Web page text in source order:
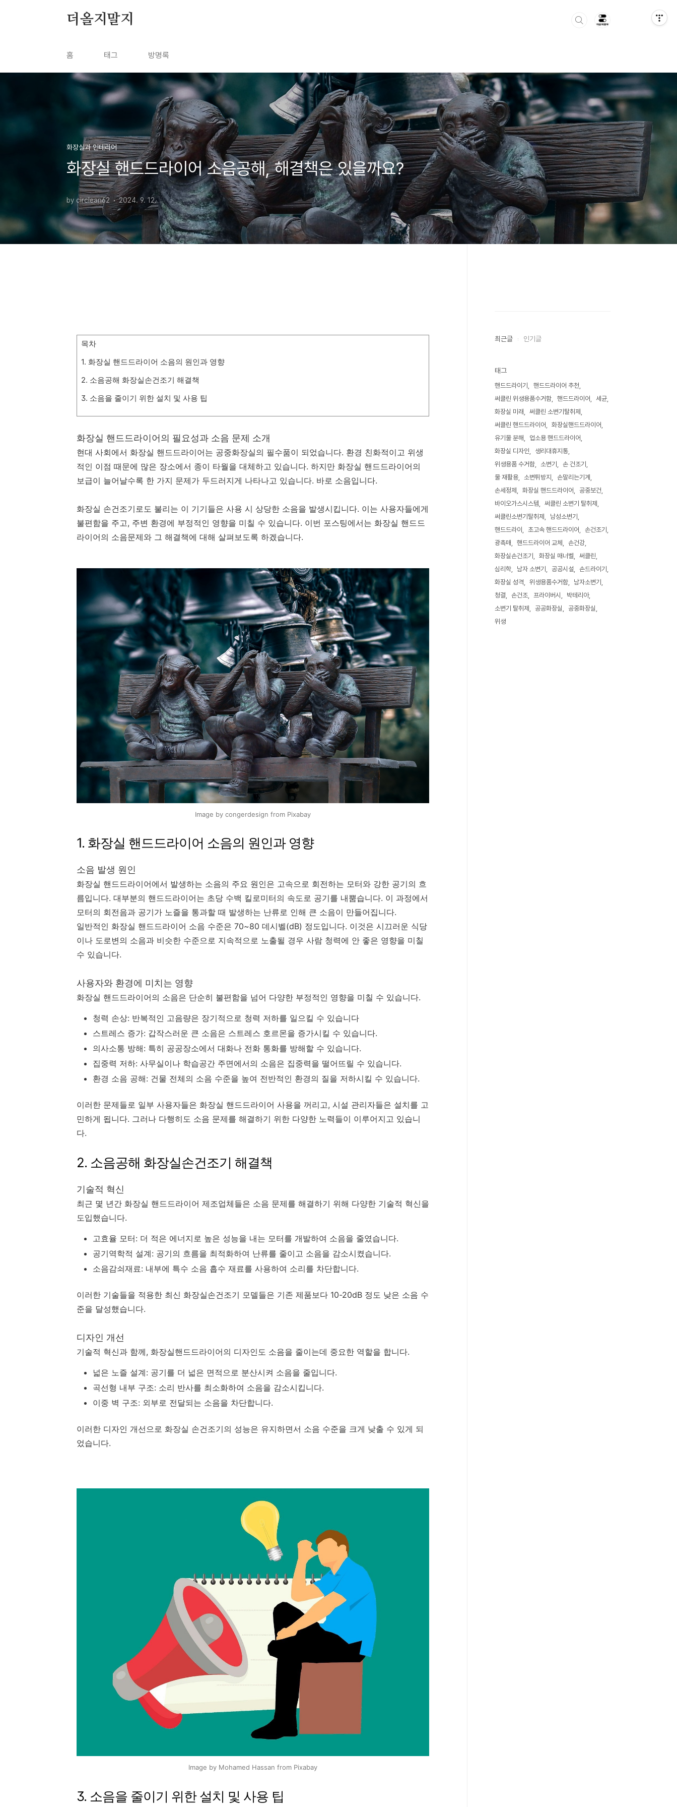
더올지말지
홈 태그 방명록
화장실과 인테리어
화장실 핸드드라이어 소음공해, 해결책은 있을까요?
by circlean62 2024. 9. 12.
목차
1. 화장실 핸드드라이어 소음의 원인과 영향
2. 소음공해 화장실손건조기 해결책
3. 소음을 줄이기 위한 설치 및 사용 팁
화장실 핸드드라이어의 필요성과 소음 문제 소개
현대 사회에서 화장실 핸드드라이어는 공중화장실의 필수품이 되었습니다. 환경 친화적이고 위생
적인 이점 때문에 많은 장소에서 종이 타월을 대체하고 있습니다. 하지만 화장실 핸드드라이어의
보급이 늘어날수록 한 가지 문제가 두드러지게 나타나고 있습니다. 바로 소음입니다.
화장실 손건조기로도 불리는 이 기기들은 사용 시 상당한 소음을 발생시킵니다. 이는 사용자들에게
불편함을 주고, 주변 환경에 부정적인 영향을 미칠 수 있습니다. 이번 포스팅에서는 화장실 핸드드
라이어의 소음문제와 그 해결책에 대해 살펴보도록 하겠습니다.
Image by congerdesign from Pixabay
1. 화장실 핸드드라이어 소음의 원인과 영향
소음 발생 원인
화장실 핸드드라이어에서 발생하는 소음의 주요 원인은 고속으로 회전하는 모터와 강한 공기의 흐
름입니다. 대부분의 핸드드라이어는 초당 수백 킬로미터의 속도로 공기를 내뿜습니다. 이 과정에서
모터의 회전음과 공기가 노즐을 통과할 때 발생하는 난류로 인해 큰 소음이 만들어집니다.
일반적인 화장실 핸드드라이어 소음 수준은 70~80 데시벨(dB) 정도입니다. 이것은 시끄러운 식당
이나 도로변의 소음과 비슷한 수준으로 지속적으로 노출될 경우 사람 청력에 안 좋은 영향을 미칠
수 있습니다.
사용자와 환경에 미치는 영향
화장실 핸드드라이어의 소음은 단순히 불편함을 넘어 다양한 부정적인 영향을 미칠 수 있습니다.
청력 손상: 반복적인 고음량은 장기적으로 청력 저하를 일으킬 수 있습니다
스트레스 증가: 갑작스러운 큰 소음은 스트레스 호르몬을 증가시킬 수 있습니다.
의사소통 방해: 특히 공공장소에서 대화나 전화 통화를 방해할 수 있습니다.
집중력 저하: 사무실이나 학습공간 주면에서의 소음은 집중력을 떨어뜨릴 수 있습니다.
환경 소음 공해: 건물 전체의 소음 수준을 높여 전반적인 환경의 질을 저하시킬 수 있습니다.
이러한 문제들로 일부 사용자들은 화장실 핸드드라이어 사용을 꺼리고, 시설 관리자들은 설치를 고
민하게 됩니다. 그러나 다행히도 소음 문제를 해결하기 위한 다양한 노력들이 이루어지고 있습니
다.
2. 소음공해 화장실손건조기 해결책
기술적 혁신
최근 몇 년간 화장실 핸드드라이어 제조업체들은 소음 문제를 해결하기 위해 다양한 기술적 혁신을
도입했습니다.
고효율 모터: 더 적은 에너지로 높은 성능을 내는 모터를 개발하여 소음을 줄였습니다.
공기역학적 설계: 공기의 흐름을 최적화하여 난류를 줄이고 소음을 감소시켰습니다.
소음감쇠재료: 내부에 특수 소음 흡수 재료를 사용하여 소리를 차단합니다.
이러한 기술들을 적용한 최신 화장실손건조기 모델들은 기존 제품보다 10-20dB 정도 낮은 소음 수
준을 달성했습니다.
디자인 개선
기술적 혁신과 함께, 화장실핸드드라이어의 디자인도 소음을 줄이는데 중요한 역할을 합니다.
넓은 노즐 설계: 공기를 더 넓은 면적으로 분산시켜 소음을 줄입니다.
곡선형 내부 구조: 소리 반사를 최소화하여 소음을 감소시킵니다.
이중 벽 구조: 외부로 전달되는 소음을 차단합니다.
이러한 디자인 개선으로 화장실 손건조기의 성능은 유지하면서 소음 수준을 크게 낮출 수 있게 되
었습니다.
Image by Mohamed Hassan from Pixabay
3. 소음을 줄이기 위한 설치 및 사용 팁
최근글 인기글
태그
핸드드라이기
핸드드라이어 추천
써클린 위생용품수거함
핸드드라이어
세균
화장실 미래
써클린 소변기탈취제
써클린 핸드드라이어
화장실핸드드라이어
유기물 분해
업소용 핸드드라이어
화장실 디자인
생리대휴지통
위생용품 수거함
소변기
손 건조기
물 재활용
소변튀방지
손말리는기계
손세정제
화장실 핸드드라이어
공중보건
바이오가스시스템
써클린 소변기 탈취제
써클린소변기탈취제
남성소변기
핸드드라이
초고속 핸드드라이어
손건조기
광촉매
핸드드라이어 교체
손건강
화장실손건조기
화장실 매너벨
써클린
심리학
남자 소변기 공공시설
손드라이기
화장실 성격
위생용품수거함
남자소변기
청결
손건조 프라이버시
박테리아
소변기 탈취제
공공화장실
공중화장실
위생